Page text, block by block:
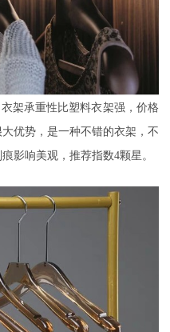
架承重性比塑料衣架强，价格
优势，是一种不错的衣架，不
影响美观，推荐指数4颗星。